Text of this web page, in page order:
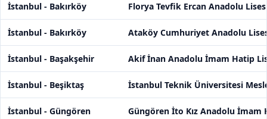
İstanbul - Bakırköy Florya Tevfik Ercan Anadolu
İstanbul - Bakırköy Ataköy Cumhuriyet Anadolu
İstanbul - Başakşehir Akif İnan Anadolu İmam Hatip
İstanbul - Beşiktaş İstanbul Teknik Üniversitesi
İstanbul - Güngören Güngören İto Kız Anadolu İmam